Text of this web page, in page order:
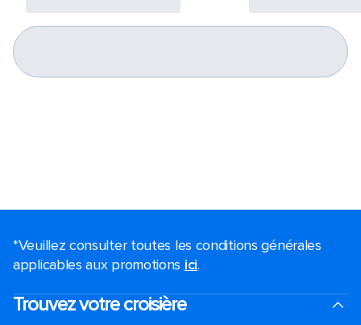
*Veuillez consulter toutes les conditions générales
applicables aux promotions ici.
Trouvez votre croisière